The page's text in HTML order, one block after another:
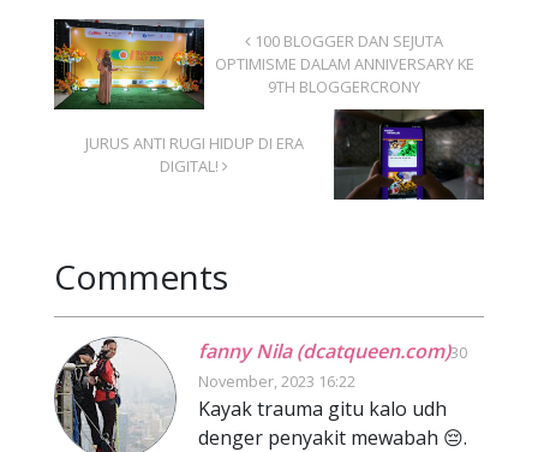
100 BLOGGER DAN SEJUTA
OPTIMISME DALAM ANNIVERSARY KE
9TH BLOGGERCRONY
JURUS ANTI RUGI HIDUP DI ERA
DIGITAL!
Comments
fanny Nila (dcatqueen.com)30
November, 2023 16:22
Kayak trauma gitu kalo udh
denger penyakit mewabah 😔.